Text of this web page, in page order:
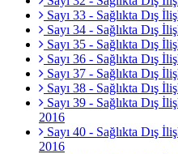
Sayı 33 - Sağlıkta Dış
Sayı 34 - Sağlıkta Dış
Sayı 35 - Sağlıkta Dış
Sayı 36 - Sağlıkta Dış
Sayı 37 - Sağlıkta Dış
Sayı 38 - Sağlıkta Dış
Sayı 39 - Sağlıkta Dış
2016
Sayı 40 - Sağlıkta Dış
2016